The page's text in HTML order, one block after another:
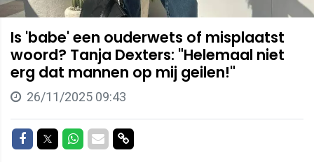
Is 'babe' een ouderwets of misplaatst
woord? Tanja Dexters: "Helemaal niet
erg dat mannen op mij geilen!"
26/11/2025 09:43
Delen op Facebook
Delen op Twitter
Delen op Whatsapp
Delen via Mail
Delen via link